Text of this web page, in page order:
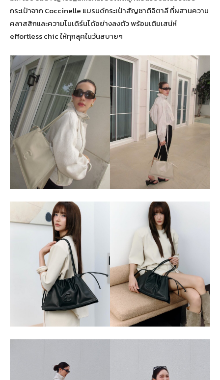
กระเป๋าจาก Coccinelle แบรนด์กระเป๋าสัญชาติอิตาลี ที่ผสานความ
คลาสสิกและความโมเดิร์นได้อย่างลงตัว พร้อมเติมเสน่ห์
effortless chic ให้ทุกลุคในวันสบายๆ